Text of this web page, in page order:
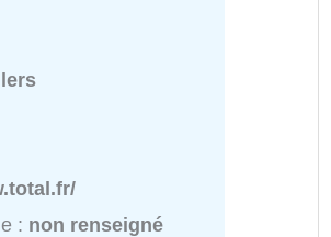
: non renseigné